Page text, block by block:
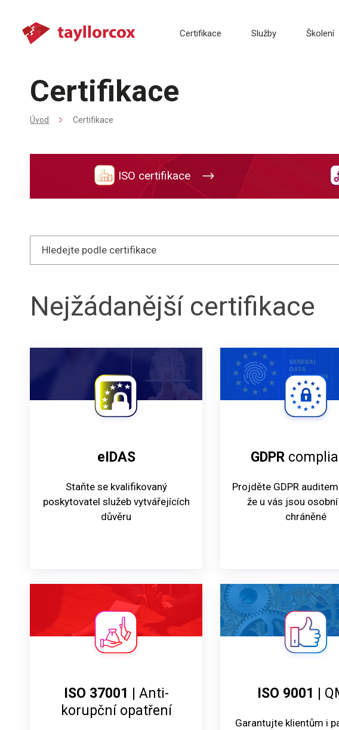
Certifikace Služby Školení
Certifikace
Úvod Certifikace
ISO certifikace
Hledejte podle certifikace
Nejžádanější certifikace
eIDAS
Staňte se kvalifikovaný
poskytovatel služeb vytvářejících
důvěru
GDPR
Projděte GDPR
že u vás jsou
chráněné
ISO 37001
| Anti-
korupční opatření
ISO 9001 |
Garantujte klientům i